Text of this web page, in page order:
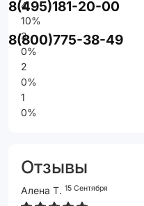
8(495)181-20-00
8(800)775-38-49
4
10%
3
0%
2
0%
1
0%
Отзывы
Алена Т. 15 Сентября